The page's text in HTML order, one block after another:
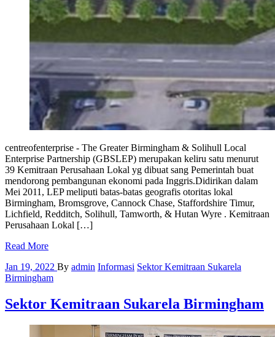
centreofenterprise - The Greater Birmingham & Solihull Local
Enterprise Partnership (GBSLEP) merupakan keliru satu menurut
39 Kemitraan Perusahaan Lokal yg dibuat sang Pemerintah buat
mendorong pembangunan ekonomi pada Inggris.Didirikan dalam
Mei 2011, LEP meliputi batas-batas geografis otoritas lokal
Birmingham, Bromsgrove, Cannock Chase, Staffordshire Timur,
Lichfield, Redditch, Solihull, Tamworth, & Hutan Wyre . Kemitraan
Perusahaan Lokal […]
Read More
Jan 19, 2022 By admin Informasi Sektor Kemitraan Sukarela
Birmingham
Sektor Kemitraan Sukarela Birmingham